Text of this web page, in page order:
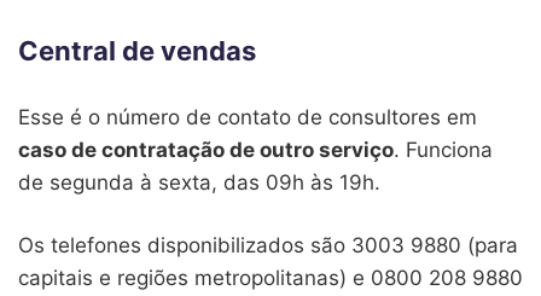
Central de vendas
Esse é o número de contato de consultores em
caso de contratação de outro serviço. Funciona
de segunda à sexta, das 09h às 19h.
Os telefones disponibilizados são 3003 9880 (para
capitais e regiões metropolitanas) e 0800 208 9880